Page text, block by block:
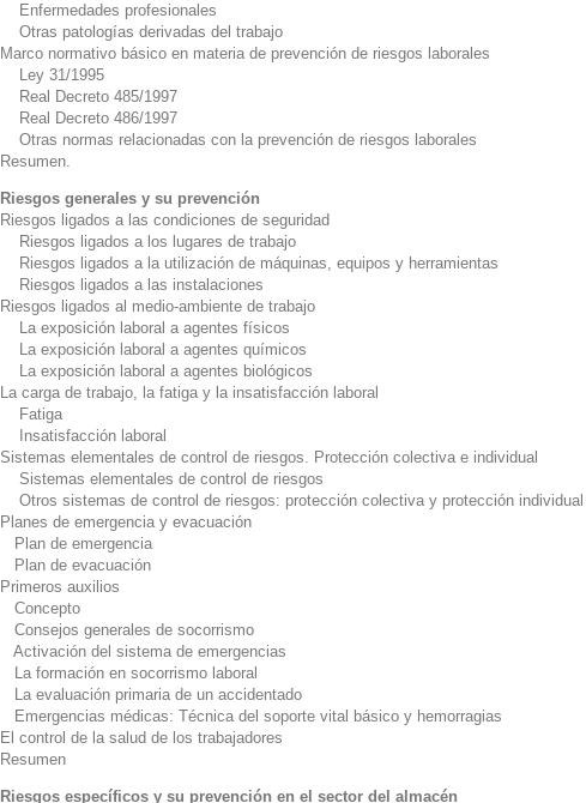
Enfermedades profesionales
Otras patologías derivadas del trabajo
Marco normativo básico en materia de prevención de riesgos laborales
Ley 31/1995
Real Decreto 485/1997
Real Decreto 486/1997
Otras normas relacionadas con la prevención de riesgos laborales
Resumen.
Riesgos generales y su prevención
Riesgos ligados a las condiciones de seguridad
Riesgos ligados a los lugares de trabajo
Riesgos ligados a la utilización de máquinas, equipos y herramientas
Riesgos ligados a las instalaciones
Riesgos ligados al medio-ambiente de trabajo
La exposición laboral a agentes físicos
La exposición laboral a agentes químicos
La exposición laboral a agentes biológicos
La carga de trabajo, la fatiga y la insatisfacción laboral
Fatiga
Insatisfacción laboral
Sistemas elementales de control de riesgos. Protección colectiva e individual
Sistemas elementales de control de riesgos
Otros sistemas de control de riesgos: protección colectiva y protección individual
Planes de emergencia y evacuación
Plan de emergencia
Plan de evacuación
Primeros auxilios
Concepto
Consejos generales de socorrismo
Activación del sistema de emergencias
La formación en socorrismo laboral
La evaluación primaria de un accidentado
Emergencias médicas: Técnica del soporte vital básico y hemorragias
El control de la salud de los trabajadores
Resumen
Riesgos específicos y su prevención en el sector del almacén